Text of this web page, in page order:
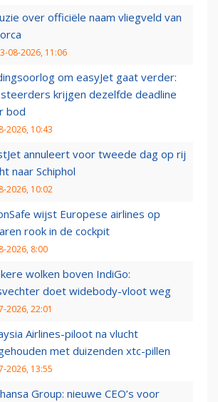
over officiële naam vliegveld van
08-2026, 11:06
om easyJet gaat verder:
krijgen dezelfde deadline
bod
2026, 10:43
annuleert voor tweede dag op rij
naar Schiphol
2026, 10:02
wijst Europese airlines op
rook in de cockpit
2026, 8:00
wolken boven IndiGo:
doet widebody-vloot weg
2026, 22:01
Airlines-piloot na vlucht
met duizenden xtc-pillen
2026, 13:55
Group: nieuwe CEO’s voor